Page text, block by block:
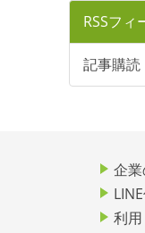
RSSフィ
記事購読
企
利